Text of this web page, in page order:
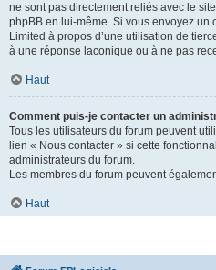
ne sont pas directement reliés avec le
phpBB en lui-même. Si vous envoyez un
Limited à propos d’une utilisation de
à une réponse laconique ou à ne pas
Haut
Comment puis-je contacter un
Tous les utilisateurs du forum peuvent
lien « Nous contacter » si cette
administrateurs du forum.
Les membres du forum peuvent
Haut